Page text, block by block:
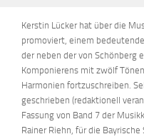
Kerstin Lücker hat über die
promoviert, einem
der neben der von Schönberg
Komponierens mit zwölf
Harmonien fortzuschreiben.
geschrieben (redaktionell
Fassung von Band 7 der
Rainer Riehn, für die